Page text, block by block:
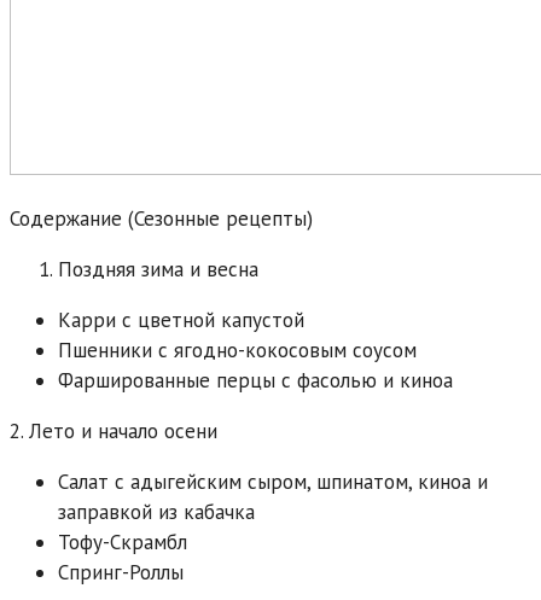
Содержание (Сезонные рецепты)
Поздняя зима и весна
Карри с цветной капустой
Пшенники с ягодно-кокосовым соусом
Фаршированные перцы с фасолью и киноа
2. Лето и начало осени
Салат с адыгейским сыром, шпинатом, киноа и
заправкой из кабачка
Тофу-Скрамбл
Спринг-Роллы